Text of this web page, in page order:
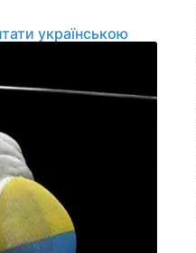
українською